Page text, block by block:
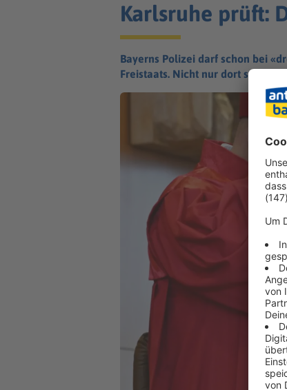
Karlsruhe prüft:
Bayerns Polizei darf schon bei
Freistaats. Nicht nur dort schaut